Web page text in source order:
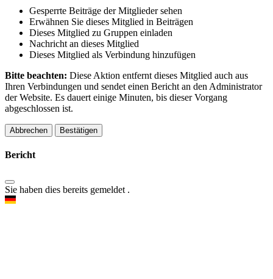
Gesperrte Beiträge der Mitglieder sehen
Erwähnen Sie dieses Mitglied in Beiträgen
Dieses Mitglied zu Gruppen einladen
Nachricht an dieses Mitglied
Dieses Mitglied als Verbindung hinzufügen
Bitte beachten: Diese Aktion entfernt dieses Mitglied auch aus
Ihren Verbindungen und sendet einen Bericht an den Administrator
der Website. Es dauert einige Minuten, bis dieser Vorgang
abgeschlossen ist.
Bestätigen
Bericht
Sie haben dies bereits gemeldet .